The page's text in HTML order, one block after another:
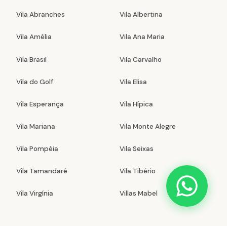
Vila Abranches Vila Albertina
Vila Amélia Vila Ana Maria
Vila Brasil Vila Carvalho
Vila do Golf Vila Elisa
Vila Esperança Vila Hípica
Vila Mariana Vila Monte Alegre
Vila Pompéia Vila Seixas
Vila Tamandaré Vila Tibério
Vila Virgínia Villas Mabel